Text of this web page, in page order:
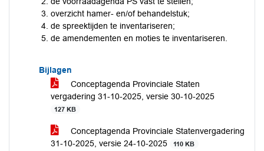
overzicht hamer- en/of behandelstuk;
de spreektijden te inventariseren;
de amendementen en moties te inventariseren.
Bijlagen
Conceptagenda Provinciale Staten
vergadering 31-10-2025, versie 30-10-2025
127 KB
Conceptagenda Provinciale Statenvergadering
31-10-2025, versie 24-10-2025
110 KB